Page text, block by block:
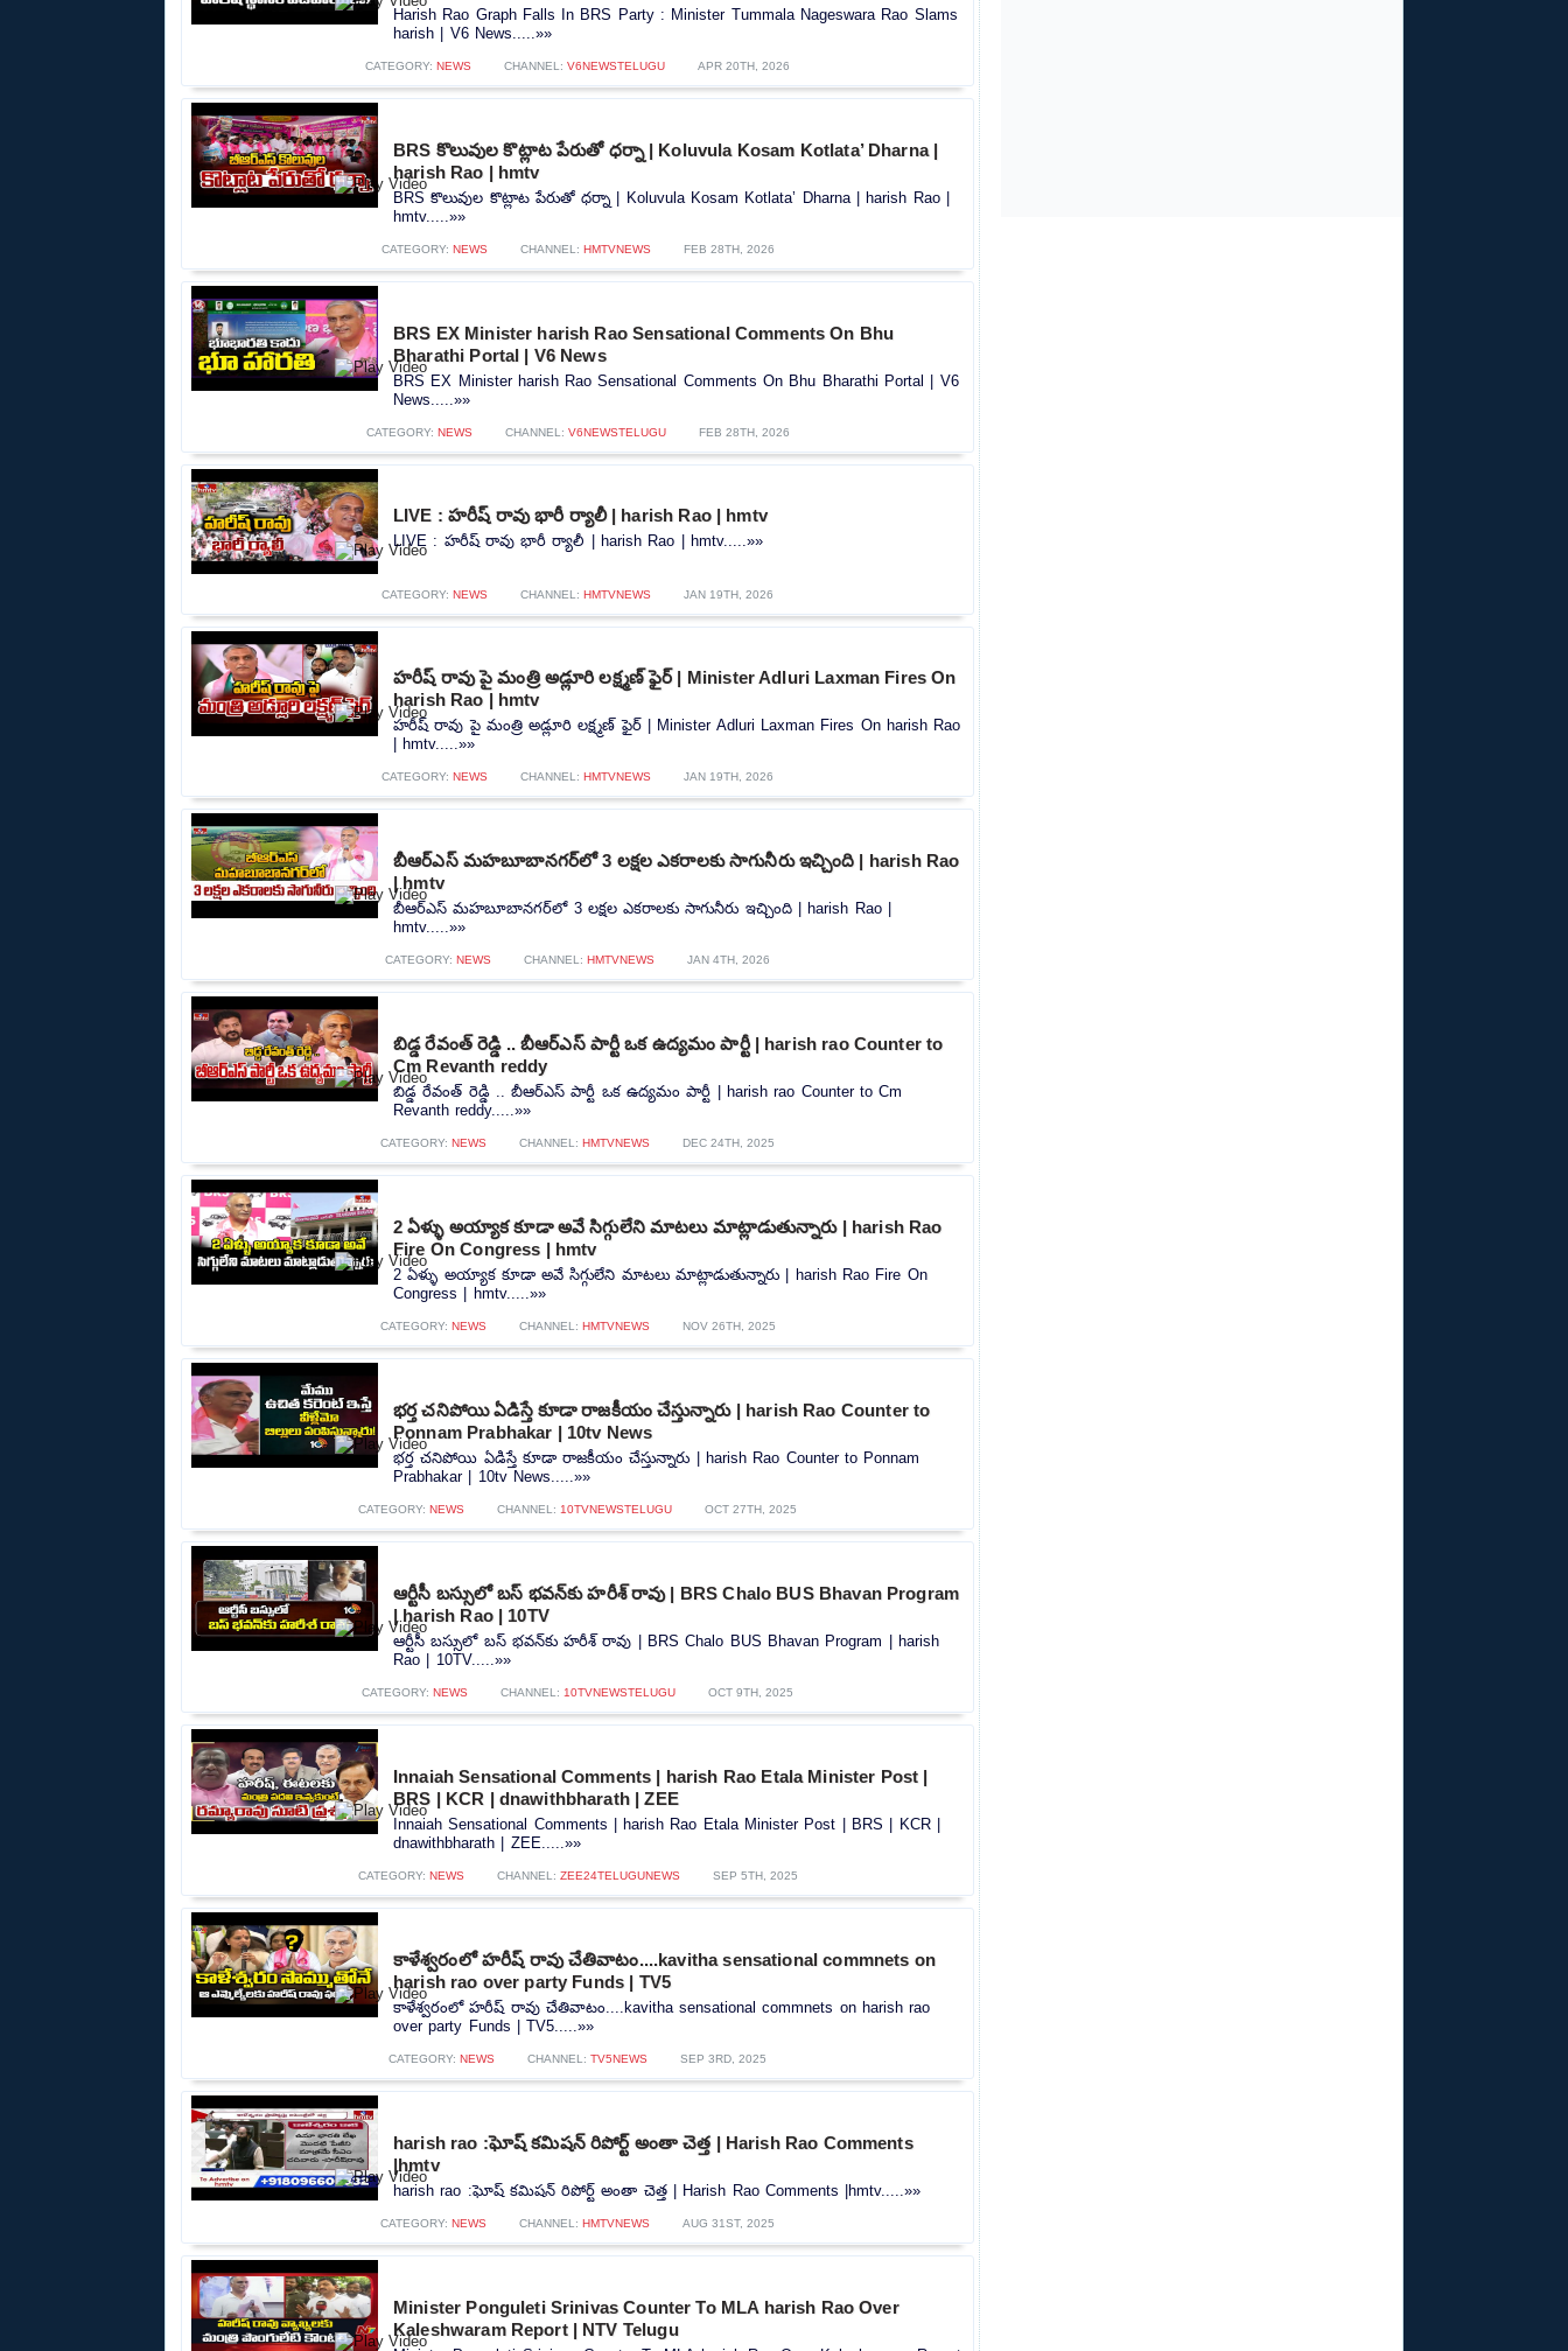
Harish Rao Graph Falls In BRS Party : Minister Tummala Nageswara Rao Slams
harish | V6 News.....»»
CATEGORY: NEWS CHANNEL: V6NEWSTELUGU APR 20TH, 2026
BRS కొలువుల కొట్లాట పేరుతో ధర్నా | Koluvula Kosam Kotlata’ Dharna |
harish Rao | hmtv
BRS కొలువుల కొట్లాట పేరుతో ధర్నా | Koluvula Kosam Kotlata’ Dharna | harish Rao |
hmtv.....»»
CATEGORY: NEWS CHANNEL: HMTVNEWS FEB 28TH, 2026
BRS EX Minister harish Rao Sensational Comments On Bhu
Bharathi Portal | V6 News
BRS EX Minister harish Rao Sensational Comments On Bhu Bharathi Portal | V6
News.....»»
CATEGORY: NEWS CHANNEL: V6NEWSTELUGU FEB 28TH, 2026
LIVE : హరీష్ రావు భారీ ర్యాలీ | harish Rao | hmtv
LIVE : హరీష్ రావు భారీ ర్యాలీ | harish Rao | hmtv.....»»
CATEGORY: NEWS CHANNEL: HMTVNEWS JAN 19TH, 2026
హరీష్ రావు పై మంత్రి అడ్లూరి లక్ష్మణ్ ఫైర్ | Minister Adluri Laxman Fires On
harish Rao | hmtv
హరీష్ రావు పై మంత్రి అడ్లూరి లక్ష్మణ్ ఫైర్ | Minister Adluri Laxman Fires On harish Rao
| hmtv.....»»
CATEGORY: NEWS CHANNEL: HMTVNEWS JAN 19TH, 2026
బీఆర్ఎస్ మహబూబానగర్‌లో 3 లక్షల ఎకరాలకు సాగునీరు ఇచ్చింది | harish Rao
| hmtv
బీఆర్ఎస్ మహబూబానగర్‌లో 3 లక్షల ఎకరాలకు సాగునీరు ఇచ్చింది | harish Rao |
hmtv.....»»
CATEGORY: NEWS CHANNEL: HMTVNEWS JAN 4TH, 2026
బిడ్డ రేవంత్ రెడ్డి .. బీఆర్ఎస్ పార్టీ ఒక ఉద్యమం పార్టీ | harish rao Counter to
Cm Revanth reddy
బిడ్డ రేవంత్ రెడ్డి .. బీఆర్ఎస్ పార్టీ ఒక ఉద్యమం పార్టీ | harish rao Counter to Cm
Revanth reddy.....»»
CATEGORY: NEWS CHANNEL: HMTVNEWS DEC 24TH, 2025
2 ఏళ్ళు అయ్యాక కూడా అవే సిగ్గులేని మాటలు మాట్లాడుతున్నారు | harish Rao
Fire On Congress | hmtv
2 ఏళ్ళు అయ్యాక కూడా అవే సిగ్గులేని మాటలు మాట్లాడుతున్నారు | harish Rao Fire On
Congress | hmtv.....»»
CATEGORY: NEWS CHANNEL: HMTVNEWS NOV 26TH, 2025
భర్త చనిపోయి ఏడిస్తే కూడా రాజకీయం చేస్తున్నారు | harish Rao Counter to
Ponnam Prabhakar | 10tv News
భర్త చనిపోయి ఏడిస్తే కూడా రాజకీయం చేస్తున్నారు | harish Rao Counter to Ponnam
Prabhakar | 10tv News.....»»
CATEGORY: NEWS CHANNEL: 10TVNEWSTELUGU OCT 27TH, 2025
ఆర్టీసీ బస్సులో బస్ భవన్‎కు హరీశ్ రావు | BRS Chalo BUS Bhavan Program
| harish Rao | 10TV
ఆర్టీసీ బస్సులో బస్ భవన్‎కు హరీశ్ రావు | BRS Chalo BUS Bhavan Program | harish
Rao | 10TV.....»»
CATEGORY: NEWS CHANNEL: 10TVNEWSTELUGU OCT 9TH, 2025
Innaiah Sensational Comments | harish Rao Etala Minister Post |
BRS | KCR | dnawithbharath | ZEE
Innaiah Sensational Comments | harish Rao Etala Minister Post | BRS | KCR |
dnawithbharath | ZEE.....»»
CATEGORY: NEWS CHANNEL: ZEE24TELUGUNEWS SEP 5TH, 2025
కాళేశ్వరంలో హరీష్ రావు చేతివాటం....kavitha sensational commnets on
harish rao over party Funds | TV5
కాళేశ్వరంలో హరీష్ రావు చేతివాటం....kavitha sensational commnets on harish rao
over party Funds | TV5.....»»
CATEGORY: NEWS CHANNEL: TV5NEWS SEP 3RD, 2025
harish rao :ఘోష్‌ కమిషన్ రిపోర్ట్‌ అంతా చెత్త | Harish Rao Comments
|hmtv
harish rao :ఘోష్‌ కమిషన్ రిపోర్ట్‌ అంతా చెత్త | Harish Rao Comments |hmtv.....»»
CATEGORY: NEWS CHANNEL: HMTVNEWS AUG 31ST, 2025
Minister Ponguleti Srinivas Counter To MLA harish Rao Over
Kaleshwaram Report | NTV Telugu